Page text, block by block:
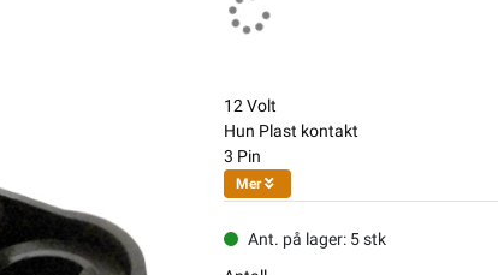
12 Volt
Hun Plast kontakt
3 Pin
Mer
Ant. på lager: 5 stk